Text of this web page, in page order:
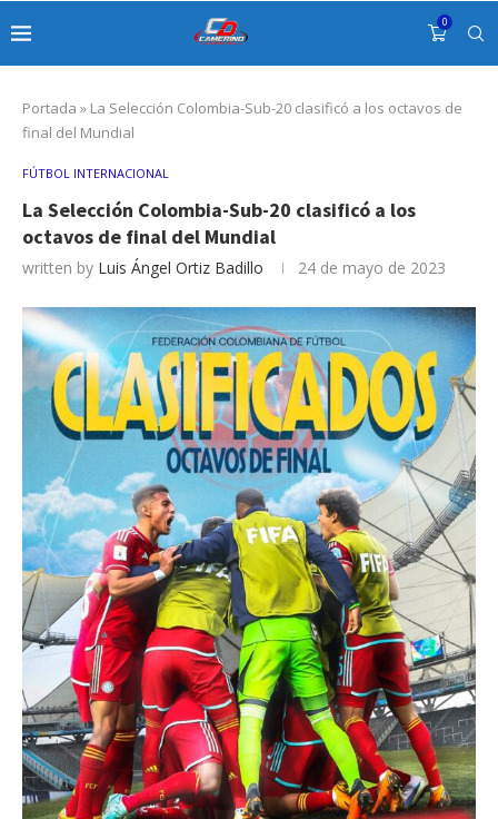
0
Portada » La Selección Colombia-Sub-20 clasificó a los octavos de
final del Mundial
FÚTBOL INTERNACIONAL
La Selección Colombia-Sub-20 clasificó a los
octavos de final del Mundial
written by Luis Ángel Ortiz Badillo 24 de mayo de 2023